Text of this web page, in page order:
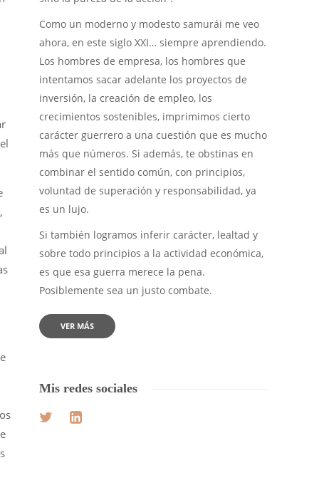
Como un moderno y modesto samurái me veo
ahora, en este siglo XXI… siempre aprendiendo.
Los hombres de empresa, los hombres que
intentamos sacar adelante los proyectos de
inversión, la creación de empleo, los
crecimientos sostenibles, imprimimos cierto
carácter guerrero a una cuestión que es mucho
más que números. Si además, te obstinas en
combinar el sentido común, con principios,
voluntad de superación y responsabilidad, ya
es un lujo.
Si también logramos inferir carácter, lealtad y
sobre todo principios a la actividad económica,
es que esa guerra merece la pena.
Posiblemente sea un justo combate.
VER MÁS
Mis redes sociales